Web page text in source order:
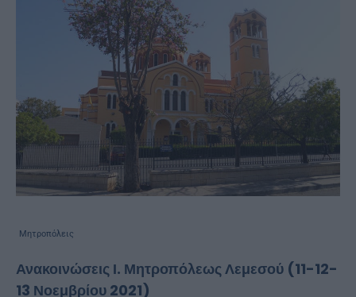
Μητροπόλεις
Ανακοινώσεις Ι. Μητροπόλεως Λεμεσού (11-12-
13 Νοεμβρίου 2021)